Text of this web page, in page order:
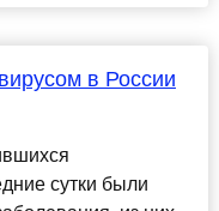
в России
сутки были